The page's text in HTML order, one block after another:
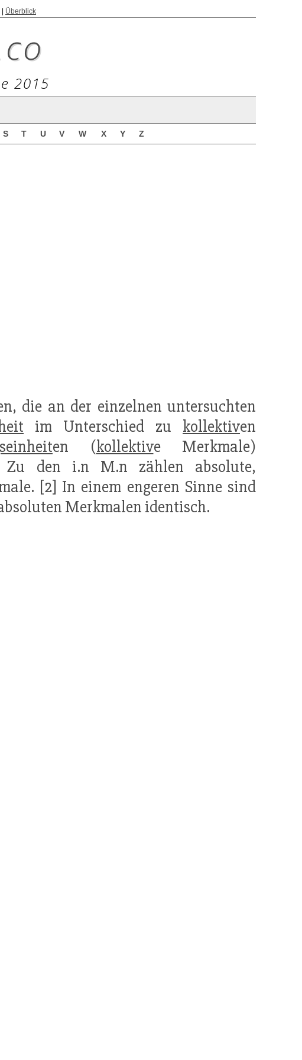
Überblick
2015
S T U V W X Y Z
die an der einzelnen untersuchten
im Unterschied zu kollektiven
en (kollektive Merkmale)
Zu den i.n M.n zählen absolute,
[2] In einem engeren Sinne sind
Merkmalen identisch.